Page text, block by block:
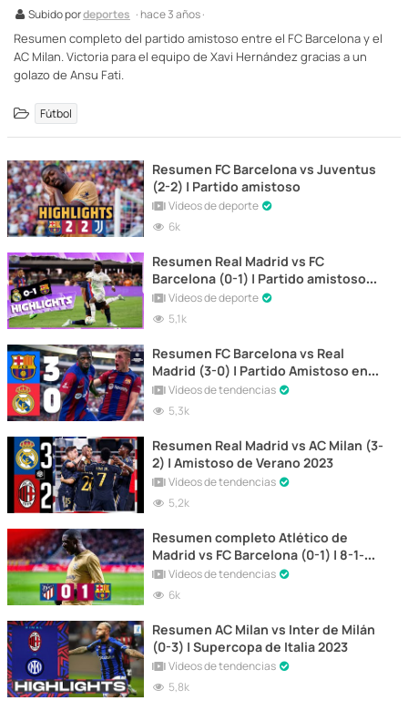
Subido pordeportes · hace 3 años ·
Resumen completo del partido amistoso entre el FC Barcelona y el
AC Milan. Victoria para el equipo de Xavi Hernández gracias a un
golazo de Ansu Fati.
Fútbol
Resumen FC Barcelona vs Juventus
(2-2) | Partido amistoso
Vídeos de deporte
6k
Resumen Real Madrid vs FC
Barcelona (0-1) | Partido amistoso
Miami 2022
Vídeos de deporte
5,1k
Resumen FC Barcelona vs Real
Madrid (3-0) | Partido Amistoso en
Texas
Vídeos de tendencias
5,3k
Resumen Real Madrid vs AC Milan (3-
2) | Amistoso de Verano 2023
Vídeos de tendencias
5,2k
Resumen completo Atlético de
Madrid vs FC Barcelona (0-1) | 8-1-
2023Vídeos de tendencias
6k
Resumen AC Milan vs Inter de Milán
(0-3) | Supercopa de Italia 2023
Vídeos de tendencias
5,8k